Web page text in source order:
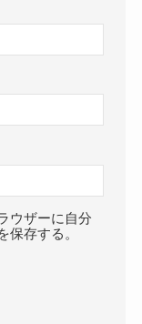
ウザーに自分
保存する。